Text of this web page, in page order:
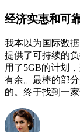
经济实惠和可
我本以为国际数
提供了可持续的
用了5GB的计划
有余。最棒的部
的。终于找到一